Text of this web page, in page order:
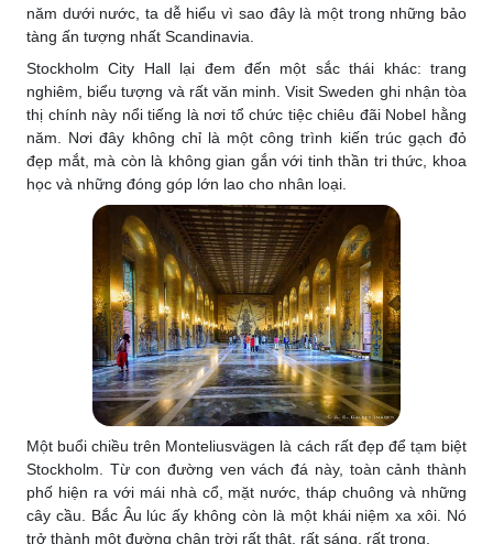
năm dưới nước, ta dễ hiểu vì sao đây là một trong những bảo
tàng ấn tượng nhất Scandinavia.
Stockholm City Hall lại đem đến một sắc thái khác: trang
nghiêm, biểu tượng và rất văn minh. Visit Sweden ghi nhận tòa
thị chính này nổi tiếng là nơi tổ chức tiệc chiêu đãi Nobel hằng
năm. Nơi đây không chỉ là một công trình kiến trúc gạch đỏ
đẹp mắt, mà còn là không gian gắn với tinh thần tri thức, khoa
học và những đóng góp lớn lao cho nhân loại.
Một buổi chiều trên Monteliusvägen là cách rất đẹp để tạm biệt
Stockholm. Từ con đường ven vách đá này, toàn cảnh thành
phố hiện ra với mái nhà cổ, mặt nước, tháp chuông và những
cây cầu. Bắc Âu lúc ấy không còn là một khái niệm xa xôi. Nó
trở thành một đường chân trời rất thật, rất sáng, rất trong.